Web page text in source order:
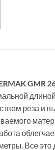
GMR
реза и
Все